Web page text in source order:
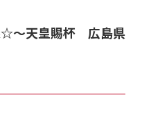
～天皇賜杯 広島県